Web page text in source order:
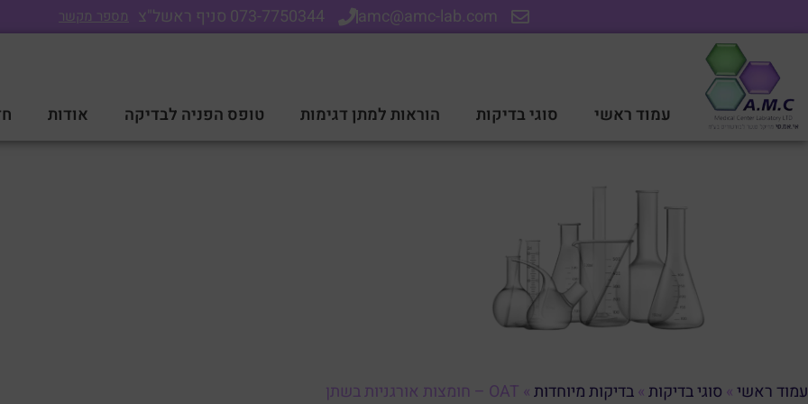
amc@amc-lab.com 073-7750344 סניף ראשל"צ מספר מקשר
עמוד ראשי סוגי בדיקות הוראות למתן דגימות טופס הפניה לבדיקה אודות
עמוד ראשי» סוגי בדיקות»בדיקות מיוחדות» OAT – חומצות אורגניות בשתן